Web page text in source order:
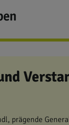
prägende